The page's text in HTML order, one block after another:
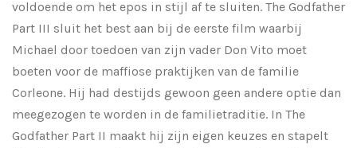
voldoende om het epos in stijl af te sluiten. The Godfather
Part III sluit het best aan bij de eerste film waarbij
Michael door toedoen van zijn vader Don Vito moet
boeten voor de maffiose praktijken van de familie
Corleone. Hij had destijds gewoon geen andere optie dan
meegezogen te worden in de familietraditie. In The
Godfather Part II maakt hij zijn eigen keuzes en stapelt